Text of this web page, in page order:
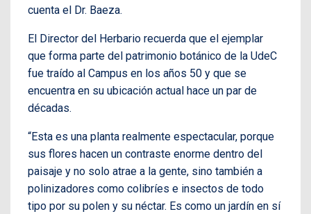
cuenta el Dr. Baeza.
El Director del Herbario recuerda que el ejemplar
que forma parte del patrimonio botánico de la UdeC
fue traído al Campus en los años 50 y que se
encuentra en su ubicación actual hace un par de
décadas.
“Esta es una planta realmente espectacular, porque
sus flores hacen un contraste enorme dentro del
paisaje y no solo atrae a la gente, sino también a
polinizadores como colibríes e insectos de todo
tipo por su polen y su néctar. Es como un jardín en sí